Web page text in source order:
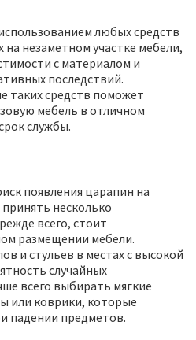
любых средств
незаметном участке мебели,
с материалом и
последствий.
таких средств поможет
мебель в отличном
службы.
появления царапин на
несколько
всего, стоит
размещении мебели.
и стульев в местах с высокой
случайных
всего выбирать мягкие
или коврики, которые
падении предметов.